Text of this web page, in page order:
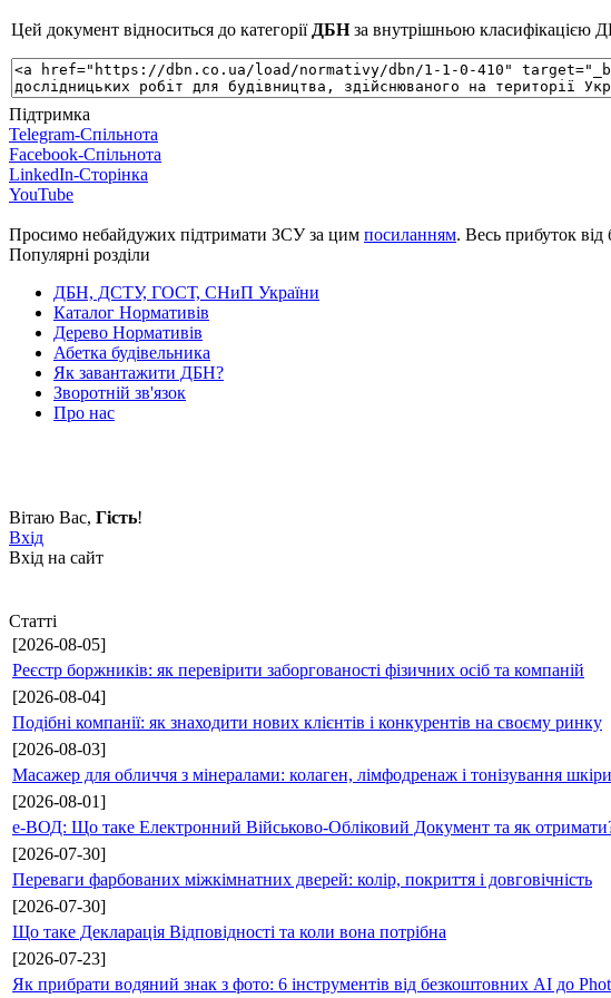
Цей документ відноситься до категорії ДБНза внутрішньою класифікацією
Підтримка
Telegram-Спільнота
Facebook-Спільнота
LinkedIn-Сторінка
YouTube
Просимо небайдужих підтримати ЗСУ за цим посиланням. Весь прибуток
Популярні розділи
ДБН, ДСТУ, ГОСТ, СНиП України
Каталог Нормативів
Дерево Нормативів
Абетка будівельника
Як завантажити ДБН?
Зворотній зв'язок
Про нас
Вітаю Вас, Гість!
Вхід
Вхід на сайт
Статті
[2026-08-05]
Реєстр боржників: як перевірити заборгованості фізичних осіб та компаній
[2026-08-04]
Подібні компанії: як знаходити нових клієнтів і конкурентів на своєму ринку
[2026-08-03]
Масажер для обличчя з мінералами: колаген, лімфодренаж і тонізування шкіри
[2026-08-01]
е-ВОД: Що таке Електронний Військово-Обліковий Документ та як
[2026-07-30]
Переваги фарбованих міжкімнатних дверей: колір, покриття і довговічність
[2026-07-30]
Що таке Декларація Відповідності та коли вона потрібна
[2026-07-23]
Як прибрати водяний знак з фото: 6 інструментів від безкоштовних AI до